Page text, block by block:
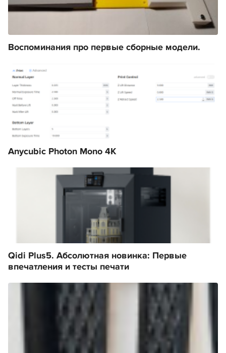
Воспоминания про первые сборные модели.
Anycubic Photon Mono 4K
Qidi Plus5. Абсолютная новинка: Первые
впечатления и тесты печати